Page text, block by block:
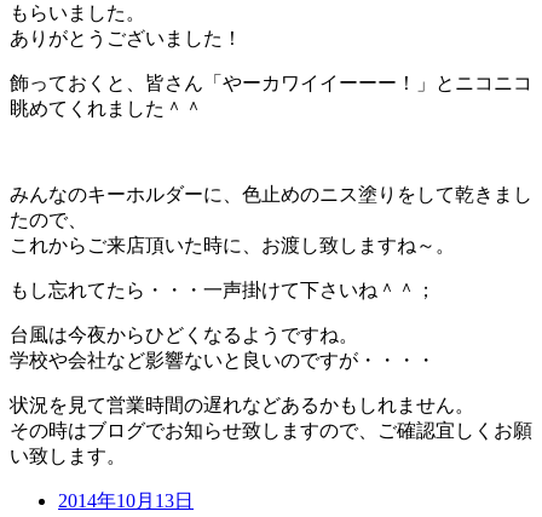
もらいました。
ありがとうございました！
飾っておくと、皆さん「やーカワイイーーー！」とニコニコ
眺めてくれました＾＾
みんなのキーホルダーに、色止めのニス塗りをして乾きまし
たので、
これからご来店頂いた時に、お渡し致しますね～。
もし忘れてたら・・・一声掛けて下さいね＾＾；
台風は今夜からひどくなるようですね。
学校や会社など影響ないと良いのですが・・・・
状況を見て営業時間の遅れなどあるかもしれません。
その時はブログでお知らせ致しますので、ご確認宜しくお願
い致します。
2014年10月13日